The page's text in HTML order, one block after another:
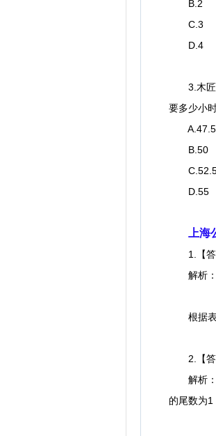
B.2
C.3
D.4
3.木匠加
要多少小
A.47.5
B.50
D.55
上
1.【答
解析：
根据表
2.【答
解析：
的尾数为